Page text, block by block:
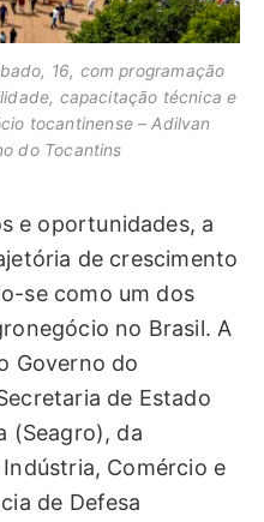
16, com programação
capacitação técnica e
tocantinense – Adilvan
do Tocantins
e oportunidades, a
de crescimento
se como um dos
no Brasil. A
Governo do
de Estado
(Seagro), da
Comércio e
de Defesa